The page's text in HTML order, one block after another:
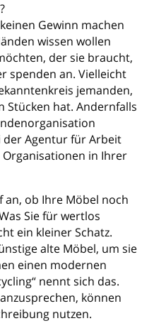
Gewinn machen
wissen wollen
der sie braucht,
spenden an. Vielleicht
jemanden,
Stücken hat. Andernfalls
der Agentur für Arbeit
in Ihrer
ob Ihre Möbel noch
Sie für wertlos
ein kleiner Schatz.
alte Möbel, um sie
einen modernen
nennt sich das.
können
nutzen.